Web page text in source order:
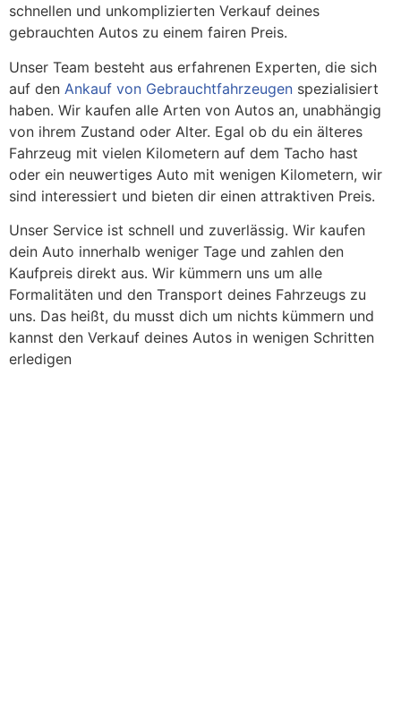
schnellen und unkomplizierten Verkauf deines
gebrauchten Autos zu einem fairen Preis.
Unser Team besteht aus erfahrenen Experten, die sich
auf den Ankauf von Gebrauchtfahrzeugen spezialisiert
haben. Wir kaufen alle Arten von Autos an, unabhängig
von ihrem Zustand oder Alter. Egal ob du ein älteres
Fahrzeug mit vielen Kilometern auf dem Tacho hast
oder ein neuwertiges Auto mit wenigen Kilometern, wir
sind interessiert und bieten dir einen attraktiven Preis.
Unser Service ist schnell und zuverlässig. Wir kaufen
dein Auto innerhalb weniger Tage und zahlen den
Kaufpreis direkt aus. Wir kümmern uns um alle
Formalitäten und den Transport deines Fahrzeugs zu
uns. Das heißt, du musst dich um nichts kümmern und
kannst den Verkauf deines Autos in wenigen Schritten
erledigen